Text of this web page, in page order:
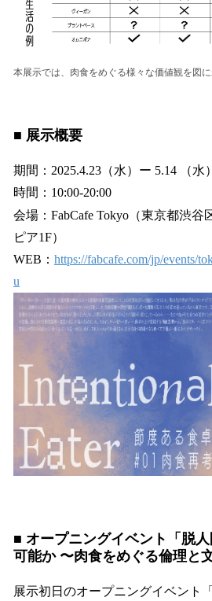
本展示では、肉食をめぐる様々な価値観を図に
■ 展示概要
期間：2025.4.23（水）ー 5.14 （水）
時間：10:00-20:00
会場：FabCafe Tokyo（東京都渋谷
ピア1F）
WEB： https://fabcafe.com/jp/events/
u
■ オープニングイベント「脱
可能か 〜肉食をめぐる倫理と
展示初日のオープニングイベント